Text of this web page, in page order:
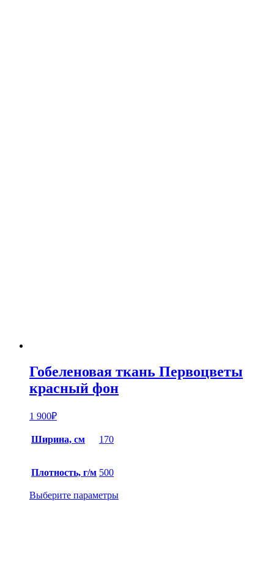
Гобеленовая ткань Первоцветы
красный фон
1 900₽
Ширина, см 170
Плотность, г/м 500
Выберите параметры